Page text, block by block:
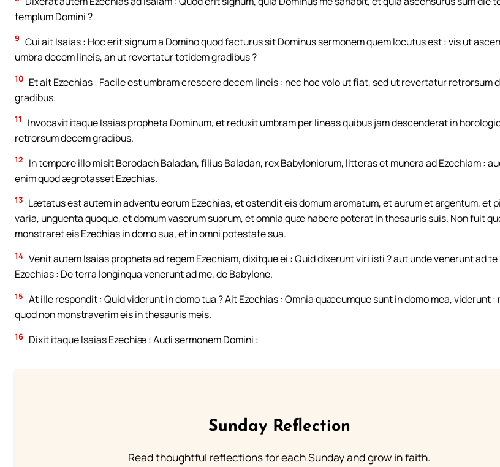
templum Domini ?
9 Cui ait Isaias : Hoc erit signum a Domino quod facturus sit Dominus sermonem quem locutus est : vis ut
umbra decem lineis, an ut revertatur totidem gradibus ?
10 Et ait Ezechias : Facile est umbram crescere decem lineis : nec hoc volo ut fiat, sed ut revertatur retrorsum
gradibus.
11
Invocavit itaque Isaias propheta Dominum, et reduxit umbram per lineas quibus jam descenderat in
retrorsum decem gradibus.
12
In tempore illo misit Berodach Baladan, filius Baladan, rex Babyloniorum, litteras et munera ad Ezechiam :
enim quod ægrotasset Ezechias.
13 Lætatus est autem in adventu eorum Ezechias, et ostendit eis domum aromatum, et aurum et argentum, et
varia, unguenta quoque, et domum vasorum suorum, et omnia quæ habere poterat in thesauris suis. Non fuit
monstraret eis Ezechias in domo sua, et in omni potestate sua.
14 Venit autem Isaias propheta ad regem Ezechiam, dixitque ei : Quid dixerunt viri isti ? aut unde venerunt ad te
Ezechias : De terra longinqua venerunt ad me, de Babylone.
15 At ille respondit : Quid viderunt in domo tua ? Ait Ezechias : Omnia quæcumque sunt in domo mea, viderunt :
quod non monstraverim eis in thesauris meis.
16 Dixit itaque Isaias Ezechiæ : Audi sermonem Domini :
Sunday Reflection
Read thoughtful reflections for each Sunday and grow in faith.